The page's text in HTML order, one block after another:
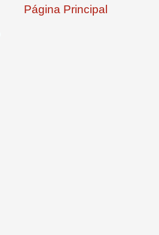
Página Principal